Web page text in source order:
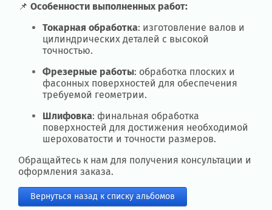
📌 Особенности выполненных работ:
Токарная обработка: изготовление валов и
цилиндрических деталей с высокой
точностью.
Фрезерные работы: обработка плоских и
фасонных поверхностей для обеспечения
требуемой геометрии.
Шлифовка: финальная обработка
поверхностей для достижения необходимой
шероховатости и точности размеров.
Обращайтесь к нам для получения консультации и
оформления заказа.
Вернуться назад к списку альбомов